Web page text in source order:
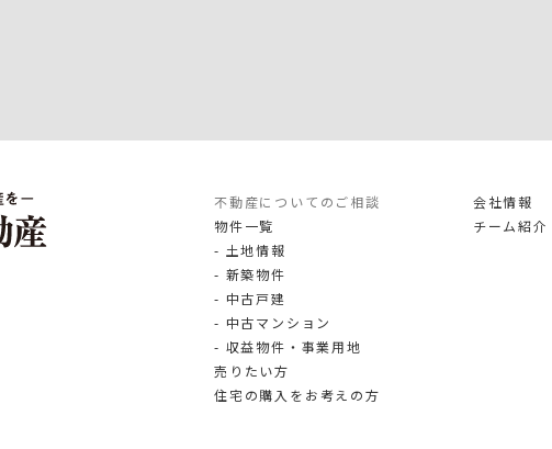
不動産についてのご相談
物件一覧
土地情報
新築物件
中古戸建
中古マンション
収益物件・事業用地
売りたい方
住宅の購入をお考えの方
会社情報
チーム紹介